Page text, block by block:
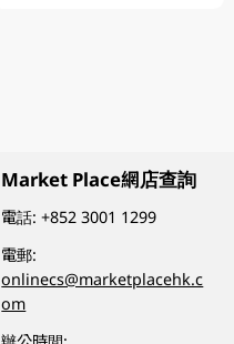
Market Place網店查詢
電話:+852 3001 1299
電郵:
onlinecs@marketplacehk.c
om